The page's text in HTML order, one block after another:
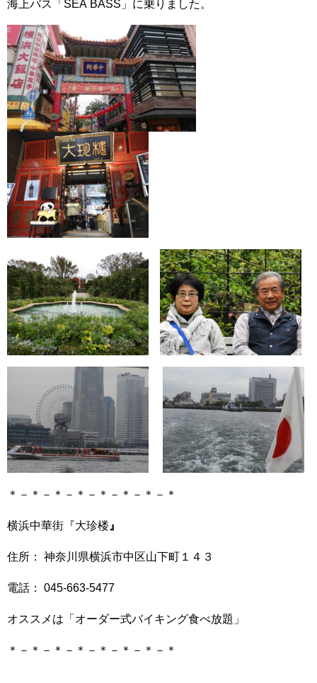
海上バス「SEA BASS」に乗りました。
＊－＊－＊－＊－＊－＊－＊－＊
横浜中華街『大珍楼 』
住所： 神奈川県横浜市中区山下町１４３
電話： 045-663-5477
オススメは「オーダー式バイキング食べ放題」
＊－＊－＊－＊－＊－＊－＊－＊